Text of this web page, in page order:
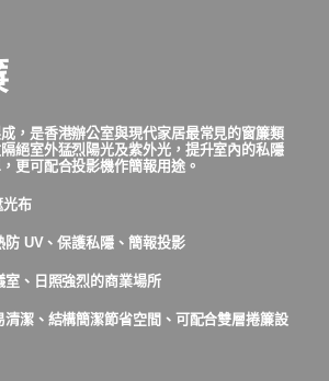
，是香港辦公室與現代家居最常見的窗簾類
絕室外猛烈陽光及紫外光，提升室內的私隱
更可配合投影機作簡報用途。
光布
防 UV、保護私隱、簡報投影
、日照強烈的商業場所
潔、結構簡潔節省空間、可配合雙層捲簾設